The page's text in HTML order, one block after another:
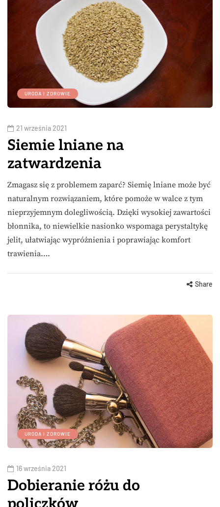
URODA I ZDROWIE
21 września 2021
Siemie lniane na
zatwardzenia
Zmagasz się z problemem zaparć? Siemię lniane może być
naturalnym rozwiązaniem, które pomoże w walce z tym
nieprzyjemnym dolegliwością. Dzięki wysokiej zawartości
błonnika, to niewielkie nasionko wspomaga perystaltykę
jelit, ułatwiając wypróżnienia i poprawiając komfort
trawienia….
Share
URODA I ZDROWIE
16 września 2021
Dobieranie różu do